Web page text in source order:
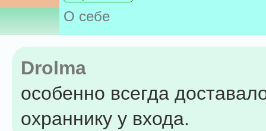
О себе
Drolma
особенно всегда
охраннику у входа.